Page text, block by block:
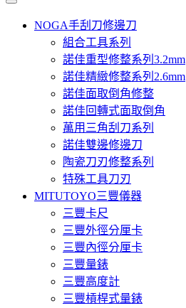
NOGA手刮刀修邊刀
組合工具系列
諾佳重型修整系列3.2mm
諾佳精緻修整系列2.6mm
諾佳面取倒角修整
諾佳回轉式面取倒角
萬用三角刮刀系列
諾佳雙邊修邊刀
陶瓷刀刃修整系列
特殊工具刀刃
MITUTOYO三豐儀器
三豐卡尺
三豐外徑分厘卡
三豐內徑分厘卡
三豐量錶
三豐高度計
三豐槓桿式量錶